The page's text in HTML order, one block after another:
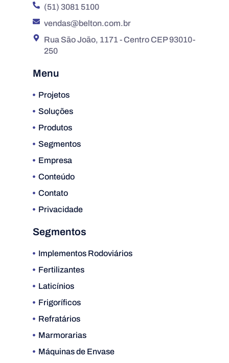
Menu
Projetos
Soluções
Produtos
Segmentos
Empresa
Conteúdo
Contato
Privacidade
Segmentos
Implementos Rodoviários
Fertilizantes
Laticínios
Frigoríficos
Refratários
Marmorarias
Máquinas de Envase
(51) 3081 5100
vendas@belton.com.br
Rua São João, 1171 - Centro CEP 93010-
250